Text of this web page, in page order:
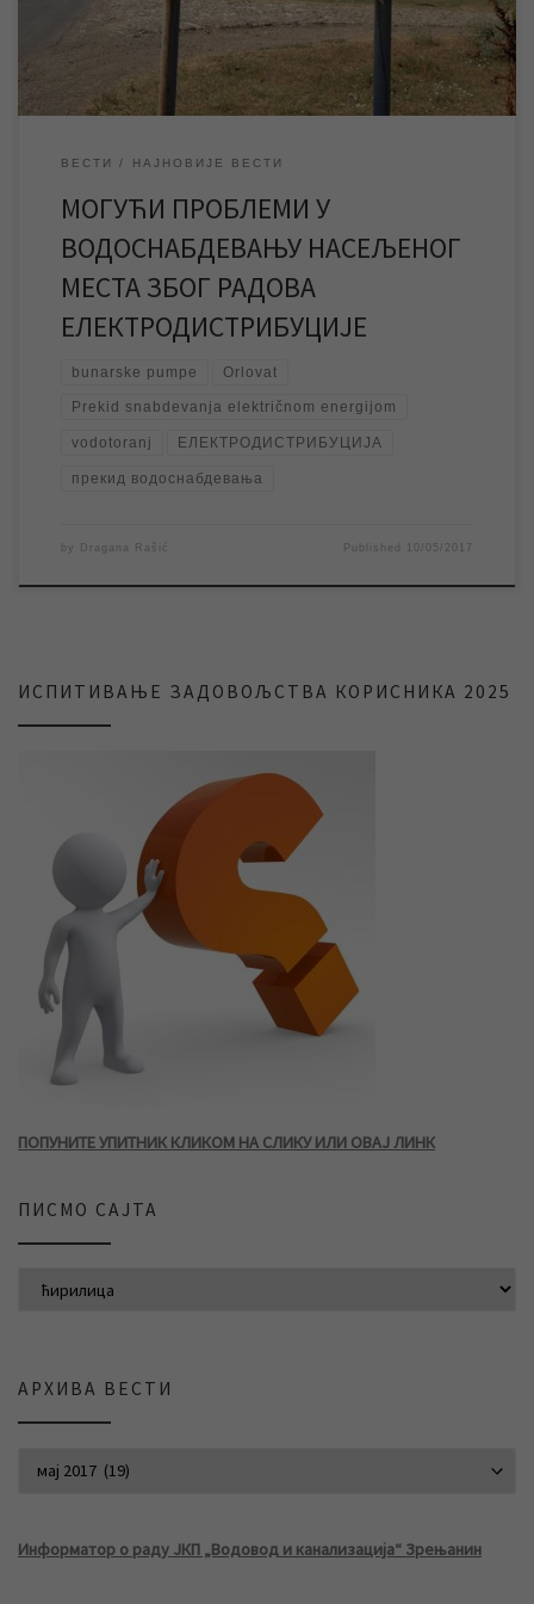
проузроковаће престанак рада бунарских пумпи, што ће
довести до прекида водоснабдевања у Орловату, […]
ВЕСТИ НАЈНОВИЈЕ ВЕСТИ
МОГУЋИ ПРОБЛЕМИ У
ВОДОСНАБДЕВАЊУ НАСЕЉЕНОГ
МЕСТА ЗБОГ РАДОВА
ЕЛЕКТРОДИСТРИБУЦИЈЕ
bunarske pumpe Orlovat
Prekid snabdevanja električnom energijom
vodotoranj ЕЛЕКТРОДИСТРИБУЦИЈА
прекид водоснабдевања
by Dragana Rašić Published 10/05/2017
ИСПИТИВАЊЕ ЗАДОВОЉСТВА КОРИСНИКА 2025
ПОПУНИТЕ УПИТНИК КЛИКОМ НА СЛИКУ ИЛИ ОВАЈ ЛИНК
ПИСМО САЈТА
АРХИВА ВЕСТИ
Информатор о раду ЈКП „Водовод и канализација“ Зрењанин